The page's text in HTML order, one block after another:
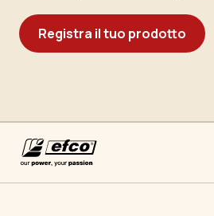
Registra il tuo prodotto